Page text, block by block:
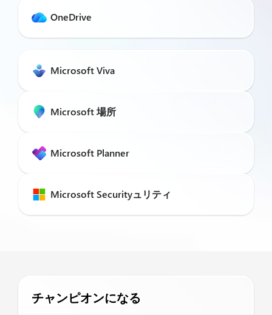
OneDrive
Microsoft Viva
Microsoft 場所
Microsoft Planner
Microsoft Securityュリティ
チャンピオンになる